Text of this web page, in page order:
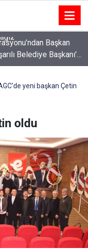
Başkan
Belediye Başkanı’
yeni başkan Çetin
oldu